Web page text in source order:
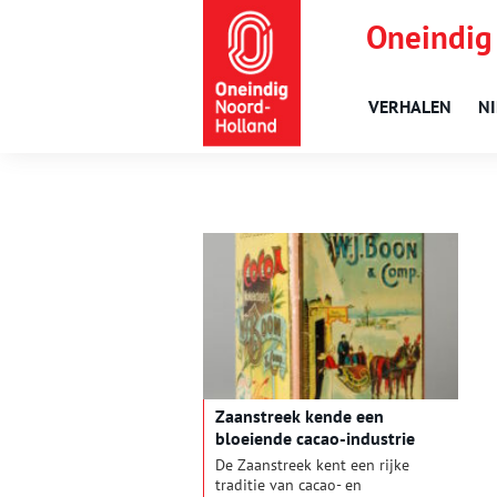
VERHALEN
Zaanstreek kende een
bloeiende cacao-industrie
De Zaanstreek kent een rijke
traditie van cacao- en